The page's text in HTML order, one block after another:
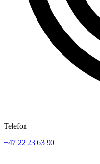
Telefon
+47 22 23 63 90